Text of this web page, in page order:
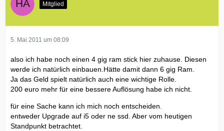
Mitglied
5. Mai 2011 um 08:09
also ich habe noch einen 4 gig ram stick hier zuhause. Diesen
werde ich natürlich einbauen.Hätte damit dann 6 gig Ram.
Ja das Geld spielt natürlich auch eine wichtige Rolle.
200 euro mehr für eine bessere Auflösung habe ich nicht.
für eine Sache kann ich mich noch entscheiden.
entweder Upgrade auf i5 oder ne ssd. Aber vom heutigen
Standpunkt betrachtet.